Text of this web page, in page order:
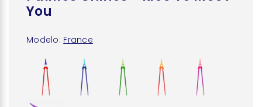
You
Modelo: France